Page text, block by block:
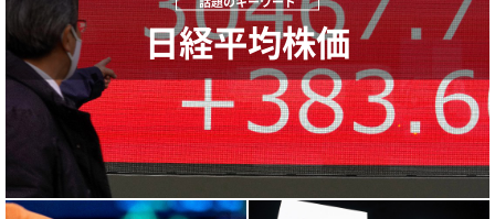
日経平均株価